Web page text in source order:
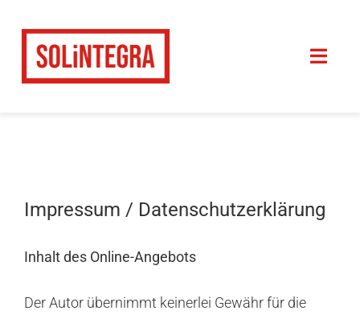
springen
Referenzen
Impressum / Datenschutzerklärung
Inhalt des Online-Angebots
Der Autor übernimmt keinerlei Gewähr für die